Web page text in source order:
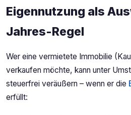
Eigennutzung als
Jahres-Regel
Wer eine vermietete Immobilie
verkaufen möchte, kann unter
steuerfrei veräußern – wenn er die
erfüllt: